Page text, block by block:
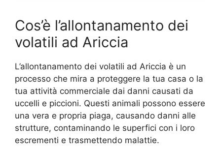
Cos’è l’allontanamento dei
volatili ad Ariccia
L’allontanamento dei volatili ad Ariccia è un
processo che mira a proteggere la tua casa o la
tua attività commerciale dai danni causati da
uccelli e piccioni. Questi animali possono essere
una vera e propria piaga, causando danni alle
strutture, contaminando le superfici con i loro
escrementi e trasmettendo malattie.